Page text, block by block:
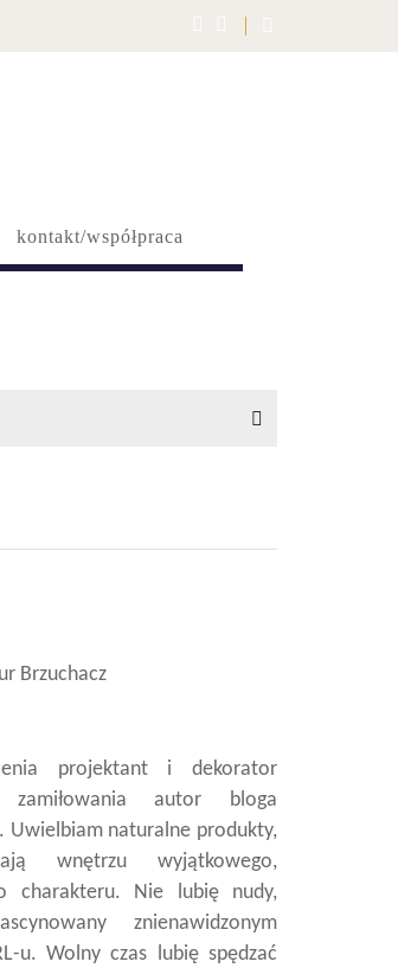
kontakt/współpraca
projektant i dekorator
autor bloga
Uwielbiam naturalne produkty,
wnętrzu wyjątkowego,
charakteru. Nie lubię nudy,
znienawidzonym
u. Wolny czas lubię spędzać